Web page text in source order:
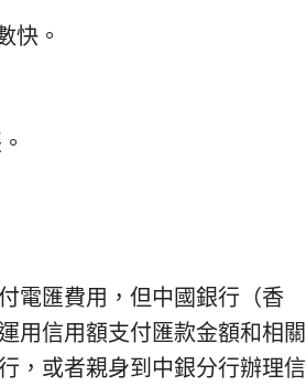
快。
電匯費用，但中國銀行（香
用信用額支付匯款金額和相關
，或者親身到中銀分行辦理信